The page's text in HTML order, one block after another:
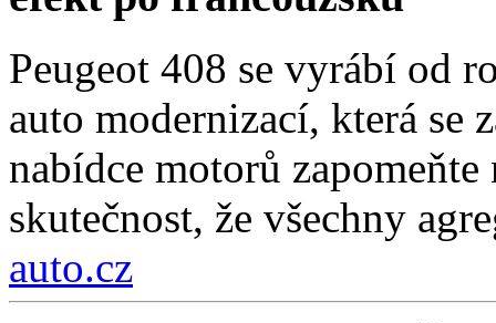
Peugeot 408 se vyrábí od
auto modernizací, která se
nabídce motorů
skutečnost, že všechny
auto.cz